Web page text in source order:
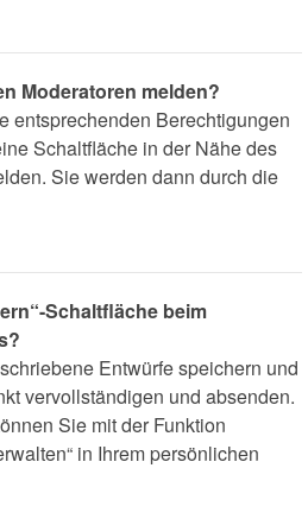
Moderatoren melden?
entsprechenden Berechtigungen
Schaltfläche in der Nähe des
Sie werden dann durch die
Schaltfläche beim
Entwürfe speichern und
vervollständigen und absenden.
Sie mit der Funktion
in Ihrem persönlichen